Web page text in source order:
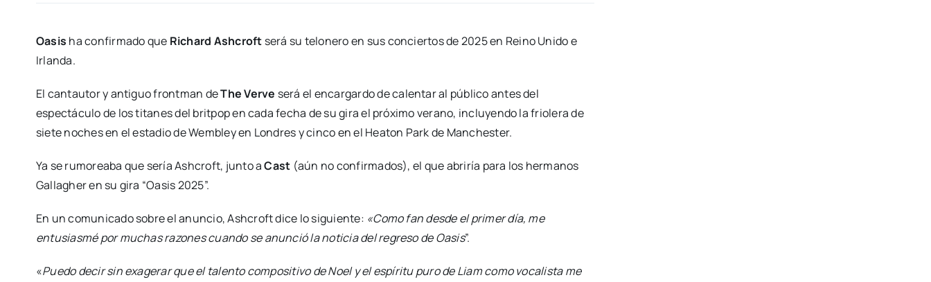
Oasis ha confirmado que Richard Ashcroft será su telonero en sus conciertos de 2025 en Reino Unido e
Irlanda.
El cantautor y antiguo frontman deThe Verve será el encargardo de calentar al público antes del
espectáculo de los titanes del britpop en cada fecha de su gira el próximo verano, incluyendo la friolera de
siete noches en el estadio de Wembley en Londres y cinco en el Heaton Park de Manchester.
Ya se rumoreaba que sería Ashcroft, junto aCast (aún no confirmados), el que abriría para los hermanos
Gallagher en su gira “Oasis 2025”.
En un comunicado sobre el anuncio, Ashcroft dice lo siguiente: «Como fan desde el primer día, me
entusiasmé por muchas razones cuando se anunció la noticia del regreso de Oasis”.
«Puedo decir sin exagerar que el talento compositivo de Noel y el espíritu puro de Liam como vocalista me